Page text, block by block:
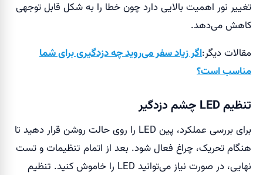
تغییر نور اهمیت بالایی دارد چون خطا را به شکل قابل توجهی
کاهش می‌دهد.
مقالات دیگر:اگر زیاد سفر می‌روید چه دزدگیری برای شما
مناسب است؟
تنظیم LED چشم دزدگیر
برای بررسی عملکرد، پین LED را روی حالت روشن قرار دهید تا
هنگام تحریک، چراغ فعال شود. بعد از اتمام تنظیمات و تست
نهایی، در صورت نیاز می‌توانید LED را خاموش کنید. تنظیم